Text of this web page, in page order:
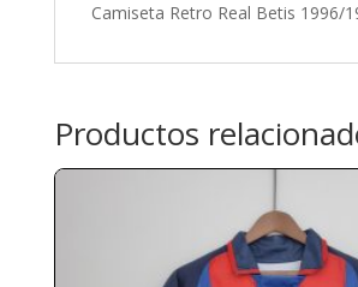
Camiseta Retro Real Betis 1996/
Productos